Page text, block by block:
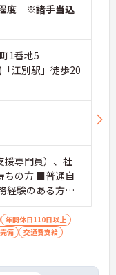
度 ※諸手当込
1番地5
江別駅」徒歩20
専門員）、社
ちの方 ■普通自
経験のある方は
年間休日110日以上
備
交通費支給